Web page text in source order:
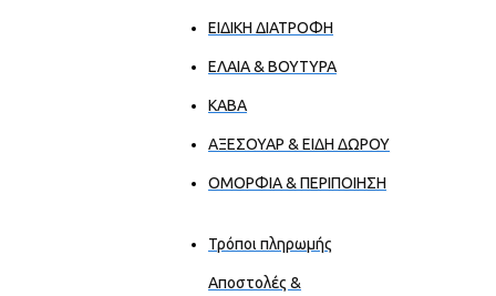
ΕΙΔΙΚΗ ΔΙΑΤΡΟΦΗ
ΕΛΑΙΑ & ΒΟΥΤΥΡΑ
ΚΑΒΑ
ΑΞΕΣΟΥΑΡ & ΕΙΔΗ ΔΩΡΟΥ
ΟΜΟΡΦΙΑ & ΠΕΡΙΠΟΙΗΣΗ
Τρόποι πληρωμής
Αποστολές &